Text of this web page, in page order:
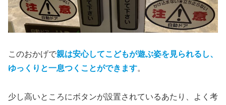
このおかげで親は安心してこどもが遊ぶ姿を見られるし、
ゆっくりと一息つくことができます。
少し高いところにボタンが設置されているあたり、よく考